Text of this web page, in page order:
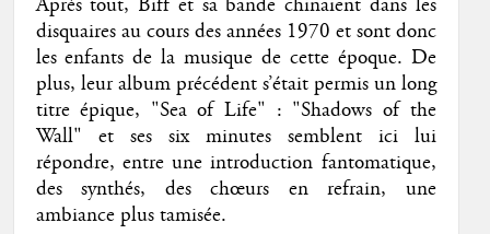
Après tout, Biff et sa bande chinaient dans les
disquaires au cours des années 1970 et sont donc
les enfants de la musique de cette époque. De
plus, leur album précédent s’était permis un long
titre épique, "Sea of Life" : "Shadows of the
Wall" et ses six minutes semblent ici lui
répondre, entre une introduction fantomatique,
des synthés, des chœurs en refrain, une
ambiance plus tamisée.